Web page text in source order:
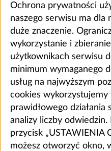
Ochrona prywatności
naszego serwisu ma dla
duże znaczenie.
wykorzystanie i
użytkownikach serwisu
minimum wymaganego
usług na najwyższym
cookies wykorzystujemy
prawidłowego działania
analizy liczby
przycisk „USTAWIENIA
możesz otworzyć okno,